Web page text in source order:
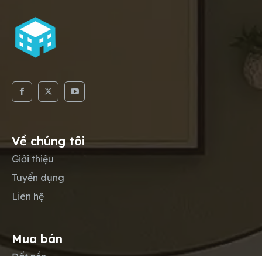
Về chúng tôi
Giới thiệu
Tuyển dụng
Liên hệ
Mua bán